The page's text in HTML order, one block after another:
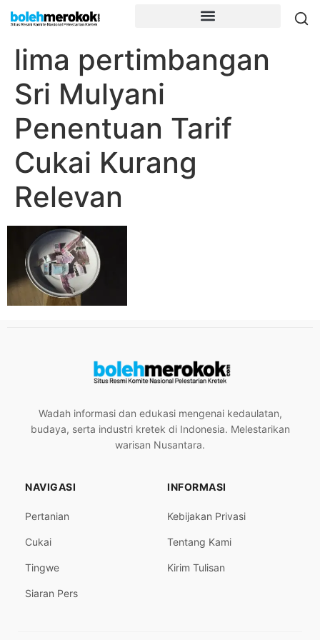
lima pertimbangan
Sri Mulyani
Penentuan Tarif
Cukai Kurang
Relevan
Wadah informasi dan edukasi mengenai kedaulatan,
budaya, serta industri kretek di Indonesia. Melestarikan
warisan Nusantara.
NAVIGASI
Pertanian
Cukai
Tingwe
Siaran Pers
INFORMASI
Kebijakan Privasi
Tentang Kami
Kirim Tulisan